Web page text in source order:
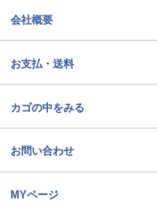
会社概要
お支払・送料
カゴの中をみる
お問い合わせ
MYページ